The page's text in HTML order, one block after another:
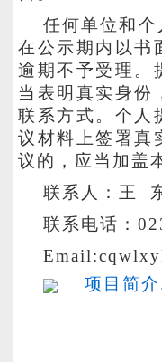
任何单位和
在公示期内以书
逾期不予受理。
当表明真实身份
联系方式。个人
议材料上签署真
议的，应当加盖
联系人：王
联系电话：
项目简